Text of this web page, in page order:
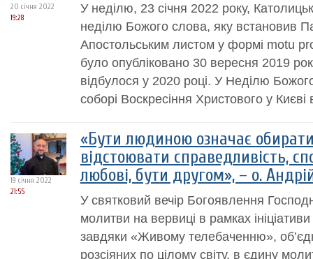
20 січня 2022
19:28
У неділю, 23 січня 2022 року,
неділю Божого cлова, яку встановив
Апостольським листом у формі motu
було опубліковано 30 вересня 2019
відбулося у 2020 році. У Неділю
соборі Воскресіння Христового у Києві
19 січня 2022
21:55
«Бути людиною означає
відстоювати справедливість,
любові, бути другом», – о.
У святковий вечір Богоявлення
молитви на вервиці в рамках
завдяки «Живому телебаченню»,
розсіяних по цілому світу, в єдину